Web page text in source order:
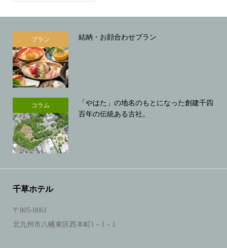
プラン 結納・お顔合わせプラン
コラム
「やはた」の地名のもとになった創建千四
百年の伝統ある古社。
千草ホテル
〒805-0061
北九州市八幡東区西本町1－1－1